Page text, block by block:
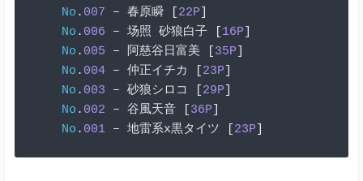
No . 007 – 春原瞬 22P
No . 006 – 场照 砂狼白子 16P
No . 005 – 阿慈谷日富美 35P
No . 004 – 仲正イチカ 23P
No . 003 – 砂狼シロコ 29P
No . 002 – 谷風天音 36P
No . 001 – 地雷系x黒タイツ 23P